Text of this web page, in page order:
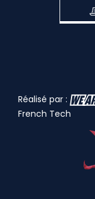
Réalisé par :
French Tech